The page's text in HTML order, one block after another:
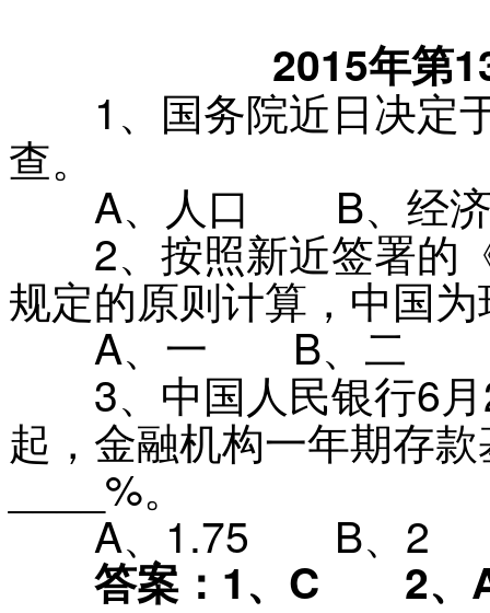
2015年第
1 、 国务院近日决定
查。
A、 人口 B、 经
2、 按照新近签署的
规定的原则计算，中国
A、 一 B、 二
3、 中国人民银行6
起，金融机构一年期存
____%。
A、 1.75 B、 2
答案：1、 C 2、